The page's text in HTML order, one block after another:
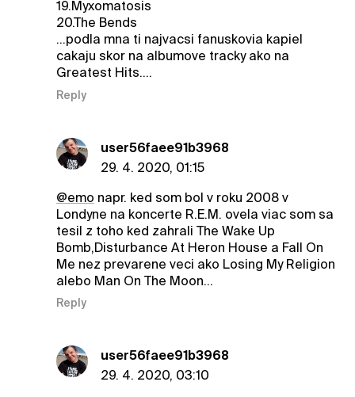
19.Myxomatosis
20.The Bends
...podla mna ti najvacsi fanuskovia kapiel
cakaju skor na albumove tracky ako na
Greatest Hits....
Reply
user56faee91b3968
29. 4. 2020, 01:15
@emo napr. ked som bol v roku 2008 v
Londyne na koncerte R.E.M. ovela viac som sa
tesil z toho ked zahrali The Wake Up
Bomb,Disturbance At Heron House a Fall On
Me nez prevarene veci ako Losing My Religion
alebo Man On The Moon...
Reply
user56faee91b3968
29. 4. 2020, 03:10